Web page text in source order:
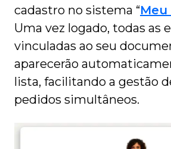
cadastro no sistema “Meu
Uma vez logado, todas as
vinculadas ao seu
aparecerão
lista, facilitando a gestão
pedidos simultâneos.